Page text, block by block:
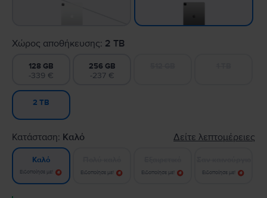
Χώρος αποθήκευσης: 2 TB
128 GB
-339 €
256 GB
-237 €
2 TB
Κατάσταση: Καλό Δείτε λεπτομέρειες
Καλό
Ειδοποίησε με! Ειδοποίησε με! Ειδοποίησε με! Ειδοποίησε με!